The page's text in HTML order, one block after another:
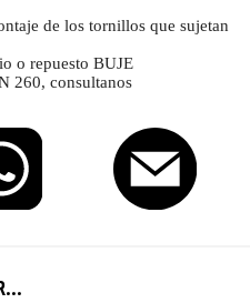
de los tornillos que sujetan
o repuesto BUJE
260, consultanos